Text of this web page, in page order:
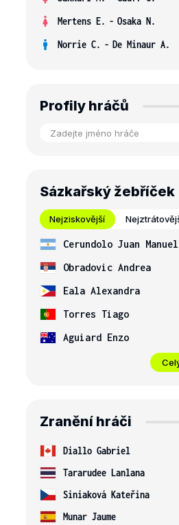
Mertens E. - Osaka N.
Norrie C. - De Minaur A.
Profily hráčů
Sázkařský žebříček
Nejziskovější
Cerundolo Juan Manuel
Obradovic Andrea
Eala Alexandra
Torres Tiago
Aguiard Enzo
Zranění hráči
Diallo Gabriel
Tararudee Lanlana
Siniaková Kateřina
Munar Jaume